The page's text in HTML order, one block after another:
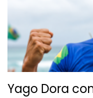
Yago Dora